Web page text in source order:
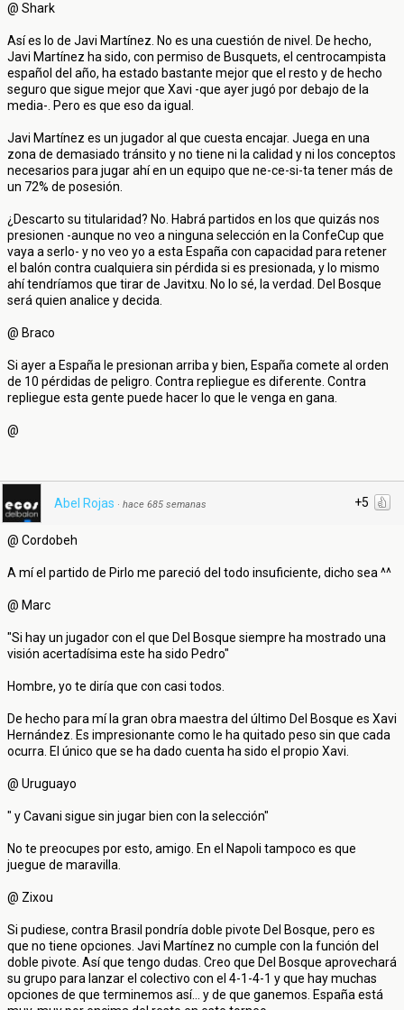
@ Shark
Así es lo de Javi Martínez. No es una cuestión de nivel. De hecho,
Javi Martínez ha sido, con permiso de Busquets, el centrocampista
español del año, ha estado bastante mejor que el resto y de hecho
seguro que sigue mejor que Xavi -que ayer jugó por debajo de la
media-. Pero es que eso da igual.
Javi Martínez es un jugador al que cuesta encajar. Juega en una
zona de demasiado tránsito y no tiene ni la calidad y ni los conceptos
necesarios para jugar ahí en un equipo que ne-ce-si-ta tener más de
un 72% de posesión.
¿Descarto su titularidad? No. Habrá partidos en los que quizás nos
presionen -aunque no veo a ninguna selección en la ConfeCup que
vaya a serlo- y no veo yo a esta España con capacidad para retener
el balón contra cualquiera sin pérdida si es presionada, y lo mismo
ahí tendríamos que tirar de Javitxu. No lo sé, la verdad. Del Bosque
será quien analice y decida.
@ Braco
Si ayer a España le presionan arriba y bien, España comete al orden
de 10 pérdidas de peligro. Contra repliegue es diferente. Contra
repliegue esta gente puede hacer lo que le venga en gana.
@
+5
Abel Rojas · hace 685 semanas
@ Cordobeh
A mí el partido de Pirlo me pareció del todo insuficiente, dicho sea ^^
@ Marc
"Si hay un jugador con el que Del Bosque siempre ha mostrado una
visión acertadísima este ha sido Pedro"
Hombre, yo te diría que con casi todos.
De hecho para mí la gran obra maestra del último Del Bosque es Xavi
Hernández. Es impresionante como le ha quitado peso sin que cada
ocurra. El único que se ha dado cuenta ha sido el propio Xavi.
@ Uruguayo
" y Cavani sigue sin jugar bien con la selección"
No te preocupes por esto, amigo. En el Napoli tampoco es que
juegue de maravilla.
@ Zixou
Si pudiese, contra Brasil pondría doble pivote Del Bosque, pero es
que no tiene opciones. Javi Martínez no cumple con la función del
doble pivote. Así que tengo dudas. Creo que Del Bosque aprovechará
su grupo para lanzar el colectivo con el 4-1-4-1 y que hay muchas
opciones de que terminemos así... y de que ganemos. España está